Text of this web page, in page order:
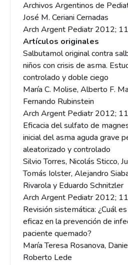
Archivos Argentinos de
José M. Ceriani Cernadas
Arch Argent Pediatr 2012;
Artículos originales
Salbutamol original contra
niños con crisis de asma.
controlado y doble ciego
María C. Molise, Alberto F.
Fernando Rubinstein
Arch Argent Pediatr 2012;
Eficacia del sulfato de
inicial del asma aguda grave
aleatorizado y controlado
Silvio Torres, Nicolás Sticco,
Tomás Iolster, Alejandro
Rivarola y Eduardo Schnitzler
Arch Argent Pediatr 2012;
Revisión sistemática: ¿Cuál
eficaz en la prevención de
paciente quemado?
María Teresa Rosanova,
Roberto Lede